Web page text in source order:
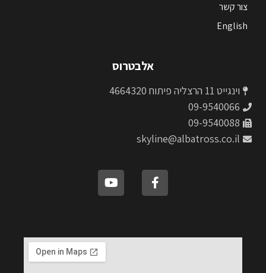
צור קשר
English
אלבטרוס
וינגייט 11 הרצליה פיתוח 4664320
09-9540066
09-9540088
skyline@albatross.co.il